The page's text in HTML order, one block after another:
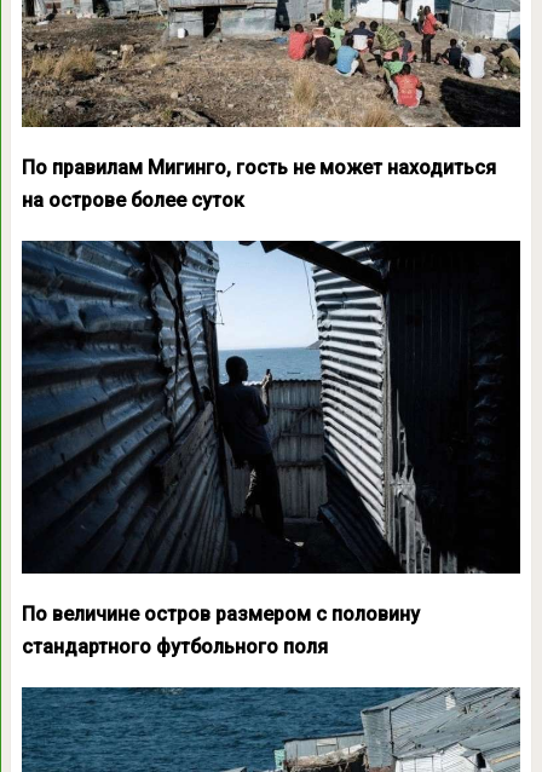
По правилам Мигинго, гость не может находиться
на острове более суток
По величине остров размером с половину
стандартного футбольного поля